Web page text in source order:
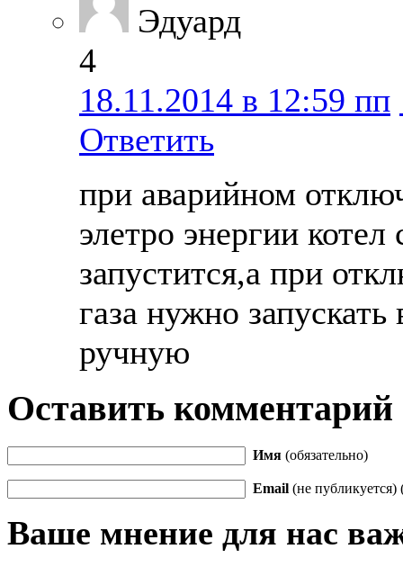
Эдуард
4
18.11.2014 в 12:59 пп
Ответить
при аварийном
элетро энергии котел
запустится,а при
газа нужно запускать
ручную
Оставить комментарий
Имя (обязательно)
Email (не публикуется)
Ваше мнение для нас